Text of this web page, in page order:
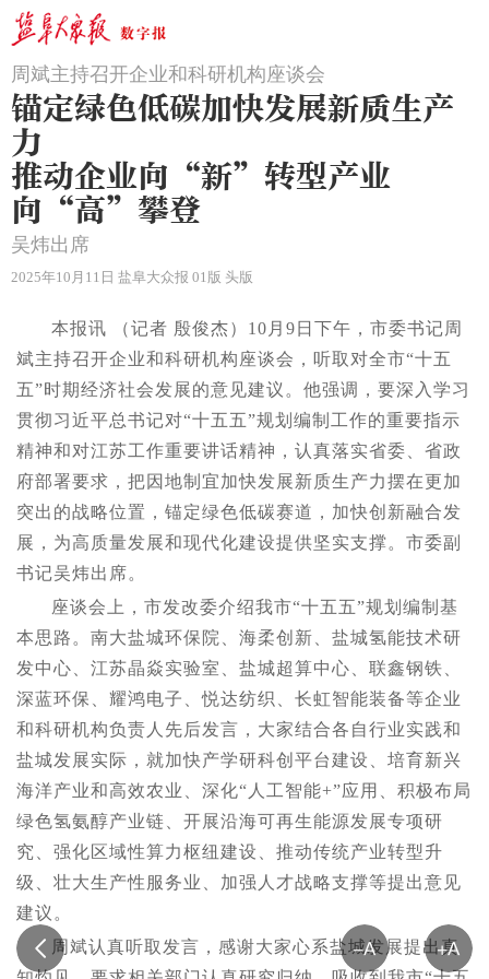
周斌主持召开企业和科研机构座谈会
锚定绿色低碳加快发展新质生产
力
推动企业向“新”转型产业
向“高”攀登
吴炜出席
2025年10月11日 盐阜大众报 01版 头版
本报讯 （记者 殷俊杰）10月9日下午，市委书记周
斌主持召开企业和科研机构座谈会，听取对全市“十五
五”时期经济社会发展的意见建议。他强调，要深入学习
贯彻习近平总书记对“十五五”规划编制工作的重要指示
精神和对江苏工作重要讲话精神，认真落实省委、省政
府部署要求，把因地制宜加快发展新质生产力摆在更加
突出的战略位置，锚定绿色低碳赛道，加快创新融合发
展，为高质量发展和现代化建设提供坚实支撑。市委副
书记吴炜出席。
座谈会上，市发改委介绍我市“十五五”规划编制基
本思路。南大盐城环保院、海柔创新、盐城氢能技术研
发中心、江苏晶焱实验室、盐城超算中心、联鑫钢铁、
深蓝环保、耀鸿电子、悦达纺织、长虹智能装备等企业
和科研机构负责人先后发言，大家结合各自行业实践和
盐城发展实际，就加快产学研科创平台建设、培育新兴
海洋产业和高效农业、深化“人工智能+”应用、积极布局
绿色氢氨醇产业链、开展沿海可再生能源发展专项研
究、强化区域性算力枢纽建设、推动传统产业转型升
级、壮大生产性服务业、加强人才战略支撑等提出意见
建议。
周斌认真听取发言，感谢大家心系盐城发展提出真